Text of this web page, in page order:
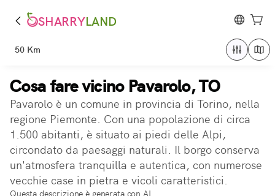
SHARRYLAND
50 Km
Cosa fare vicino Pavarolo, TO
Pavarolo è un comune in provincia di Torino, nella
regione Piemonte. Con una popolazione di circa
1.500 abitanti, è situato ai piedi delle Alpi,
circondato da paesaggi naturali. Il borgo conserva
un'atmosfera tranquilla e autentica, con numerose
vecchie case in pietra e vicoli caratteristici.
Questa descrizione è generata con AI